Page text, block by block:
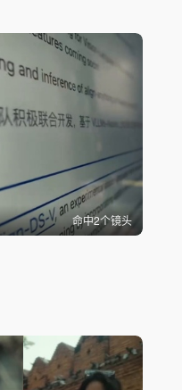
命中2个镜头